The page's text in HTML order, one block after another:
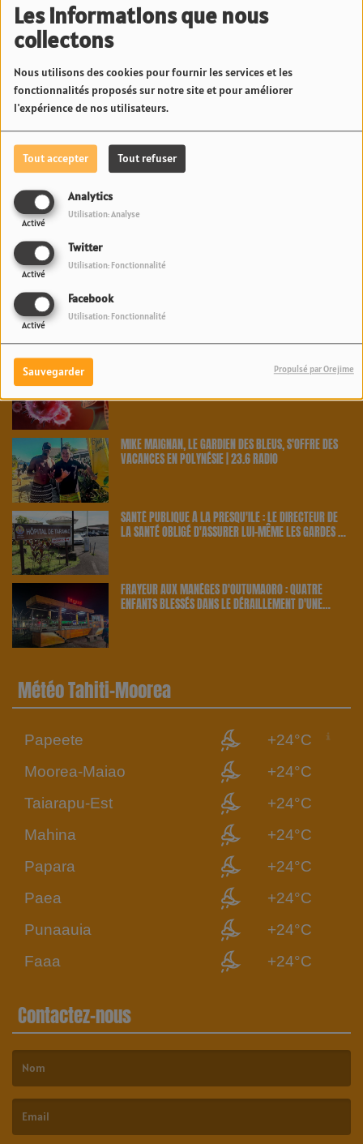
Les informations que nous
collectons
Nous utilisons des cookies pour fournir les services et les
fonctionnalités proposés sur notre site et pour améliorer
l'expérience de nos utilisateurs.
Tout accepter Tout refuser
Analytics
Activé
Utilisation: Analyse
Twitter
Activé
Utilisation: Fonctionnalité
Facebook
Activé
Utilisation: Fonctionnalité
Sauvegarder Propulsé par Orejime
MARAE DE POLYNÉSIE |
1 2 3
News Fenua
AGRICULTEURS ET CINQ VARIÉTÉS OFFICIELLEMENT
SANTÉ PUBLIQUE : LA DIRECTION DE LA SANTÉ TRAQUE
23.6 RADIO
MIKE MAIGNAN, LE GARDIEN DES BLEUS, S'OFFRE DES
VACANCES EN POLYNÉSIE | 23.6 RADIO
SANTÉ PUBLIQUE À LA PRESQU'ÎLE : LE DIRECTEUR DE
LA SANTÉ OBLIGÉ D'ASSURER LUI-MÊME LES GARDES À
FRAYEUR AUX MANÈGES D'OUTUMAORO : QUATRE
ENFANTS BLESSÉS DANS LE DÉRAILLEMENT D'UNE
Météo Tahiti-Moorea
Papeete
+24°C
Moorea-Maiao
+24°C
Taiarapu-Est
+24°C
Mahina
+24°C
Papara
+24°C
Paea
+24°C
Punaauia
+24°C
Faaa
+24°C
Contactez-nous